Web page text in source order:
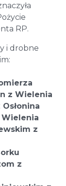
RP.
i drobne
z Wielenia
z
z